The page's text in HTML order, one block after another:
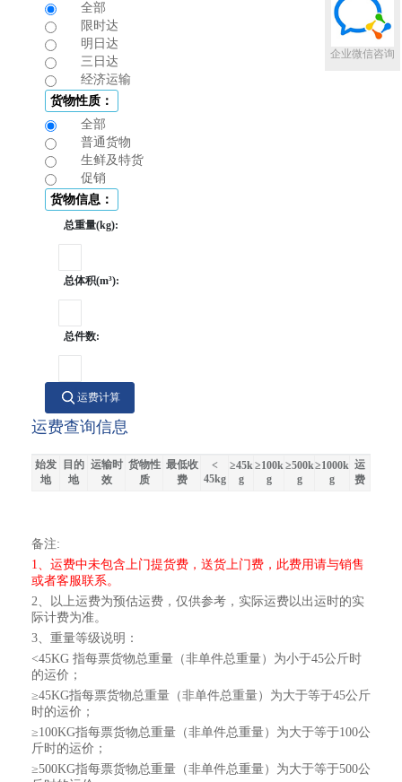
全部
限时达
明日达
三日达
经济运输
货物性质：
全部
普通货物
生鲜及特货
促销
货物信息：
总重量(kg):
总体积(m³):
总件数:
运费计算
运费查询信息
始发
地
目的
地
运输时
效
货物性
质
最低收
费
<
45kg
≥45k
g
≥100k
g
≥500k
g
≥1000k
g
运
费
备注:
1、运费中未包含上门提货费，送货上门费，此费用请与销售
或者客服联系。
2、以上运费为预估运费，仅供参考，实际运费以出运时的实
际计费为准。
3、重量等级说明：
<45KG 指每票货物总重量（非单件总重量）为小于45公斤时
的运价；
≥45KG指每票货物总重量（非单件总重量）为大于等于45公斤
时的运价；
≥100KG指每票货物总重量（非单件总重量）为大于等于100公
斤时的运价；
≥500KG指每票货物总重量（非单件总重量）为大于等于500公
企业微信咨询